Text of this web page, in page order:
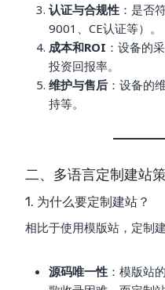
认证与合规性 ：是否
9001、CE认证等）。
成本和ROI ：设备的
投资回报率。
维护与售后 ：设备的
持等。
二、多语言定制建站
1. 为什么要定制建站？
相比于使用模版站，定制
源码唯一性 ：模版站